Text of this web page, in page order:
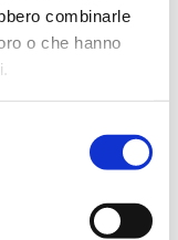
combinarle
o che hanno
in occasione della